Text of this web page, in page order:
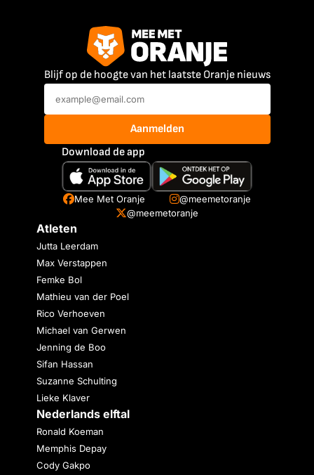
Blijf op de hoogte van het laatste Oranje nieuws
Aanmelden
Download de app
Mee Met Oranje
@meemetoranje
@meemetoranje
Atleten
Jutta Leerdam
Max Verstappen
Femke Bol
Mathieu van der Poel
Rico Verhoeven
Michael van Gerwen
Jenning de Boo
Sifan Hassan
Suzanne Schulting
Lieke Klaver
Nederlands elftal
Ronald Koeman
Memphis Depay
Cody Gakpo